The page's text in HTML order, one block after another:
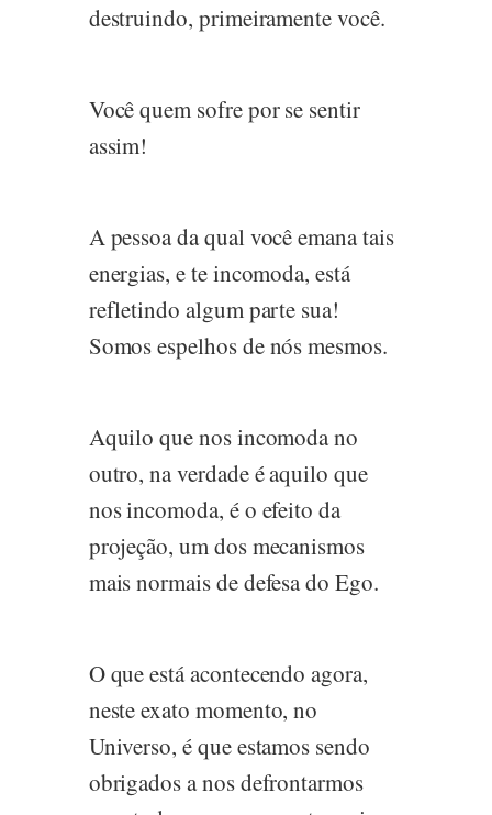
destruindo, primeiramente você.
Você quem sofre por se sentir
assim!
A pessoa da qual você emana tais
energias, e te incomoda, está
refletindo algum parte sua!
Somos espelhos de nós mesmos.
Aquilo que nos incomoda no
outro, na verdade é aquilo que
nos incomoda, é o efeito da
projeção, um dos mecanismos
mais normais de defesa do Ego.
O que está acontecendo agora,
neste exato momento, no
Universo, é que estamos sendo
obrigados a nos defrontarmos